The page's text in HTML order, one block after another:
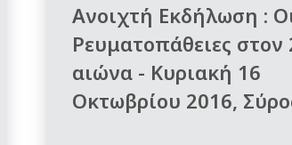
Ανοιχτή Εκδήλωση :
Ρευματοπάθειες στον
αιώνα - Κυριακή 16
Οκτωβρίου 2016,